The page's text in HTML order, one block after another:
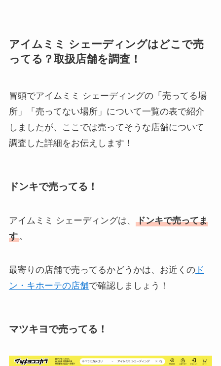
アイムミミ シェーディングはどこで売
ってる？取扱店舗を調査！
冒頭でアイムミミ シェーディングの「売ってる場
所」「売ってない場所」について一覧の表で紹介
しましたが、ここでは売ってそうな店舗について
調査した詳細をお伝えします！
ドンキで売ってる！
アイムミミ シェーディングは、 ドンキで売ってま
す。
最寄りの店舗で売ってるかどうかは、お近くのド
ン・キホーテの店舗で確認しましょう！
マツキヨで売ってる！